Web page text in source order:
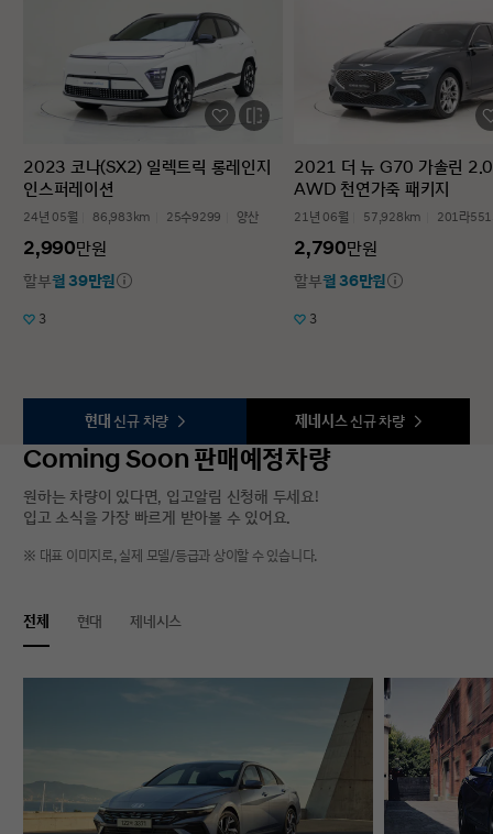
2023 코나(SX2) 일렉트릭 롱레인지
인스퍼레이션
24년 05월 86,983km 25수9299 양산
2,990만원
할부월 39만원
3
2021 더 뉴 G70 가솔린
AWD 천연가죽 패키지
21년 06월 57,928km 201라
2,790만원
할부월 36만원
3
현대 신규 차량 제네시스 신규 차량
Coming Soon 판매예정차량
원하는 차량이 있다면, 입고알림 신청해 두세요!
입고 소식을 가장 빠르게 받아볼 수 있어요.
※ 대표 이미지로, 실제 모델/등급과 상이할 수 있습니다.
전체 현대 제네시스